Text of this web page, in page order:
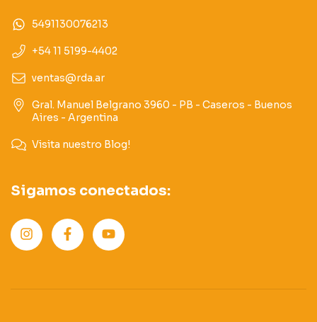
5491130076213
+54 11 5199-4402
ventas@rda.ar
Gral. Manuel Belgrano 3960 - PB - Caseros - Buenos
Aires - Argentina
Visita nuestro Blog!
Sigamos conectados: